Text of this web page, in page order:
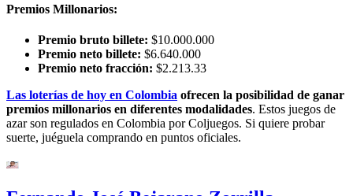
Premios Millonarios:
Premio bruto billete: $10.000.000
Premio neto billete: $6.640.000
Premio neto fracción: $2.213.33
Las loterías de hoy en Colombia ofrecen la posibilidad de ganar
premios millonarios en diferentes modalidades. Estos juegos de
azar son regulados en Colombia por Coljuegos. Si quiere probar
suerte, juéguela comprando en puntos oficiales.